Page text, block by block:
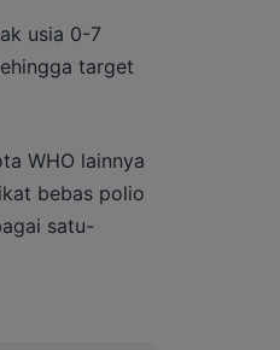
usia 0-7
target
WHO lainnya
bebas polio
satu-